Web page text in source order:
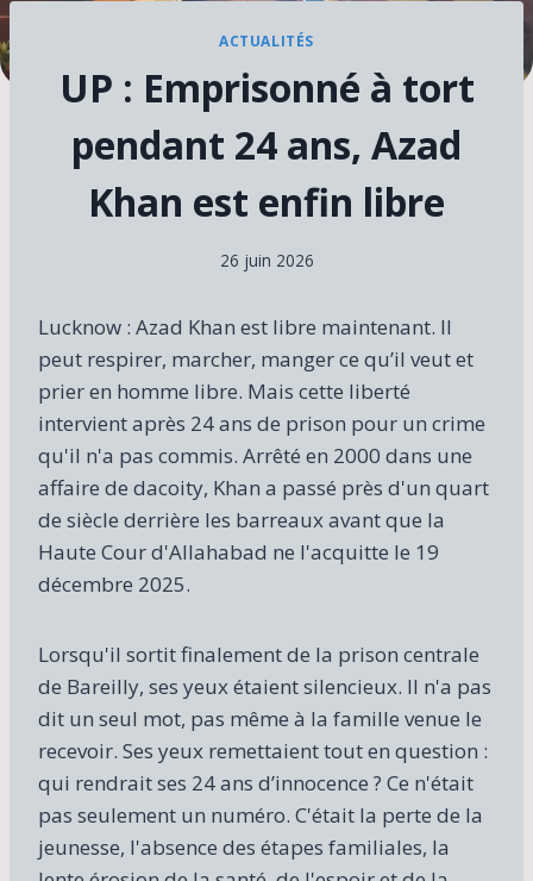
ACTUALITÉS
UP : Emprisonné à tort
pendant 24 ans, Azad
Khan est enfin libre
26 juin 2026
Lucknow : Azad Khan est libre maintenant. Il
peut respirer, marcher, manger ce qu’il veut et
prier en homme libre. Mais cette liberté
intervient après 24 ans de prison pour un crime
qu'il n'a pas commis. Arrêté en 2000 dans une
affaire de dacoity, Khan a passé près d'un quart
de siècle derrière les barreaux avant que la
Haute Cour d'Allahabad ne l'acquitte le 19
décembre 2025.
Lorsqu'il sortit finalement de la prison centrale
de Bareilly, ses yeux étaient silencieux. Il n'a pas
dit un seul mot, pas même à la famille venue le
recevoir. Ses yeux remettaient tout en question :
qui rendrait ses 24 ans d’innocence ? Ce n'était
pas seulement un numéro. C'était la perte de la
jeunesse, l'absence des étapes familiales, la